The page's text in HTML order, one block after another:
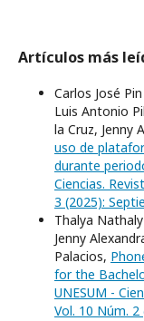
Artículos más
Carlos José
Luis Antonio
la Cruz, Jenny
uso de
durante
Ciencias.
3 (2025):
Thalya
Jenny
Palacios,
for the
UNESUM -
Vol. 10 Núm.